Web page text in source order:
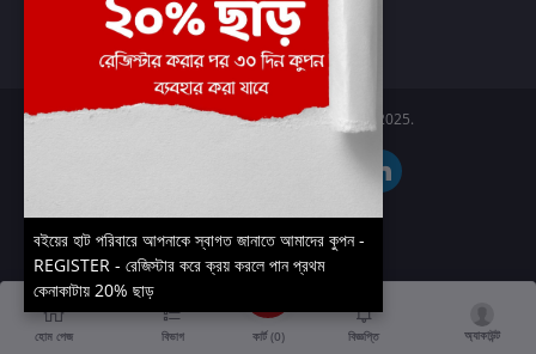
আমার ইচ্ছাগুলি
অর্ডার ট্র্যাকিং
Boier Haat™ | © All rights reserved 2025.
হোম পেজ বিভাগ কার্ট (0) বিজ্ঞপ্তি অ্যাকাউন্ট
বইয়ের হাট পরিবারে আপনাকে স্বাগত জানাতে আমাদের কুপন -
REGISTER - রেজিস্টার করে ক্রয় করলে পান প্রথম
কেনাকাটায় 20% ছাড়